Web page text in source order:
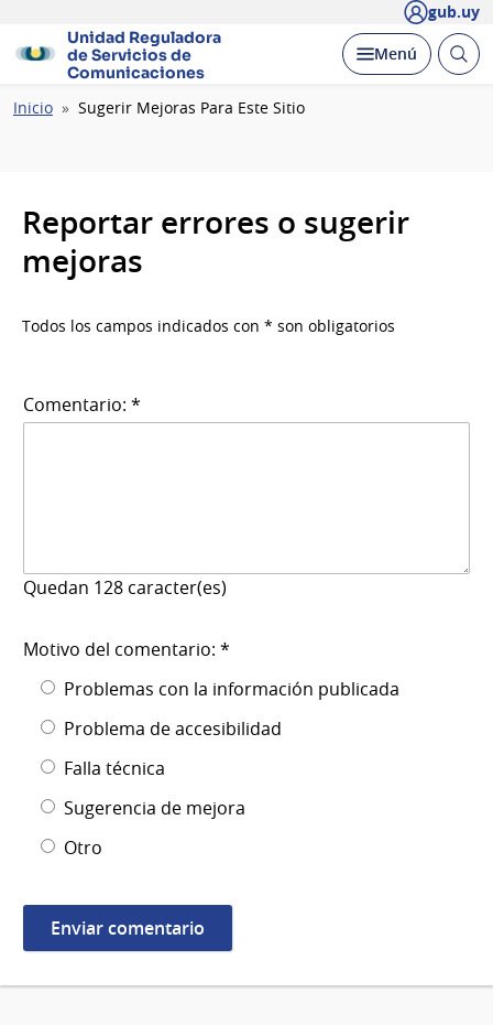
gub.uy
Unidad Reguladora
de Servicios de
Comunicaciones
Desplegar
Menú Abrir
Ruta
Inicio Sugerir Mejoras Para Este Sitio
Reportar errores o sugerir
mejoras
Todos los campos indicados con * son obligatorios
Comentario: *
Quedan 128 caracter(es)
Motivo del comentario: *
Problemas con la información publicada
Problema de accesibilidad
Falla técnica
Sugerencia de mejora
Otro